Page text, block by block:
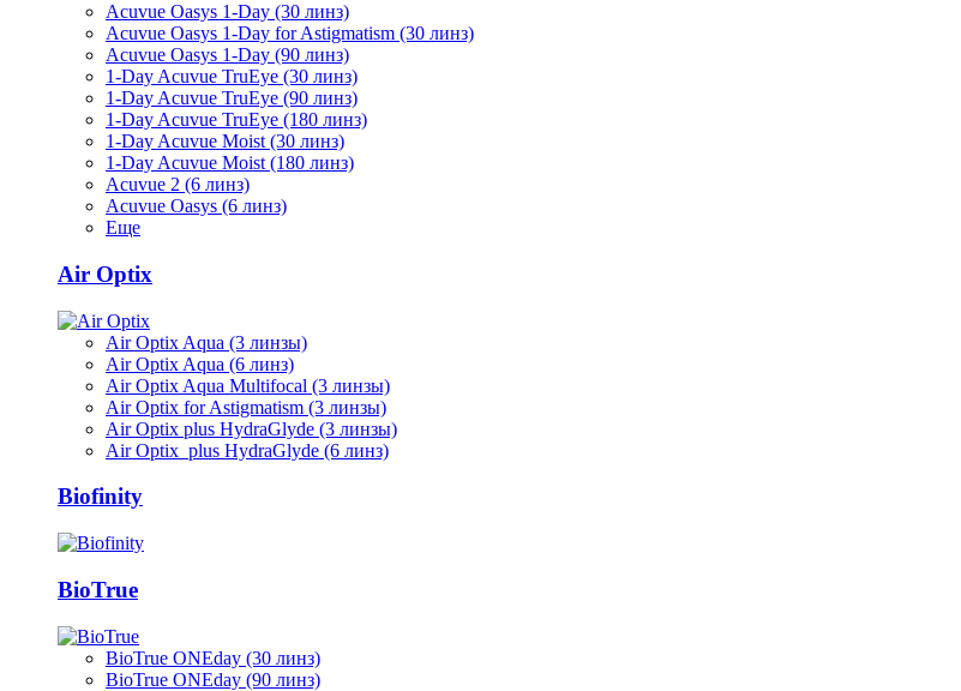
Acuvue Oasys 1-Day (30 линз)
Acuvue Oasys 1-Day for Astigmatism (30 линз)
Acuvue Oasys 1-Day (90 линз)
1-Day Acuvue TruEye (30 линз)
1-Day Acuvue TruEye (90 линз)
1-Day Acuvue TruEye (180 линз)
1-Day Acuvue Moist (30 линз)
1-Day Acuvue Moist (180 линз)
Acuvue 2 (6 линз)
Acuvue Oasys (6 линз)
Еще
Air Optix
Air Optix Aqua (3 линзы)
Air Optix Aqua (6 линз)
Air Optix Aqua Multifocal (3 линзы)
Air Optix for Astigmatism (3 линзы)
Air Optix plus HydraGlyde (3 линзы)
Air Optix plus HydraGlyde (6 линз)
Biofinity
BioTrue
BioTrue ONEday (30 линз)
BioTrue ONEday (90 линз)